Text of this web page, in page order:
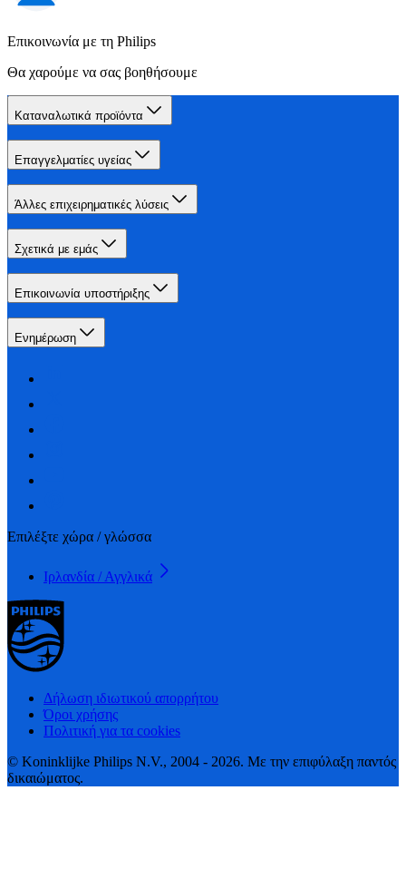
Επικοινωνία με τη Philips
Θα χαρούμε να σας βοηθήσουμε
Καταναλωτικά προϊόντα
Επαγγελματίες υγείας
Άλλες επιχειρηματικές λύσεις
Σχετικά με εμάς
Επικοινωνία υποστήριξης
Ενημέρωση
Επιλέξτε χώρα / γλώσσα
Ιρλανδία / Αγγλικά
Δήλωση ιδιωτικού απορρήτου
Όροι χρήσης
Πολιτική για τα cookies
© Koninklijke Philips N.V., 2004 - 2026. Με την επιφύλαξη παντός
δικαιώματος.